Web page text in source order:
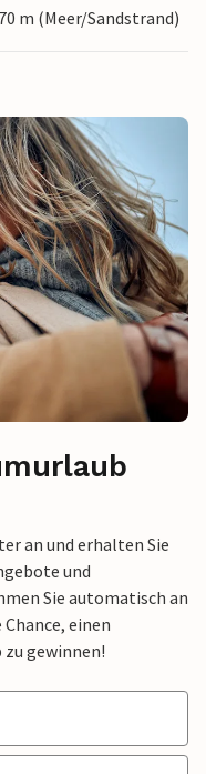
m (Meer/Sandstrand)
an und erhalten Sie
und
Sie automatisch an
einen
zu gewinnen!